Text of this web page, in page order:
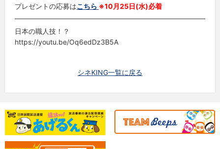
プレゼントの応募はこちら ※10月25日(水)必着
日本の職人技！？
https://youtu.be/Oq6edDz3B5A
シネKING一覧に戻る